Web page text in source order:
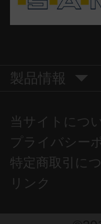
製品情報
当サイトにつ
プライバシー
特定商取引に
リンク